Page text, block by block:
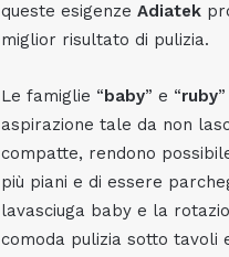
queste esigenze Adiatek
miglior risultato di pulizia.
Le famiglie “baby” e “ruby
aspirazione tale da non
compatte, rendono
più piani e di essere
lavasciuga baby e la
comoda pulizia sotto tavoli